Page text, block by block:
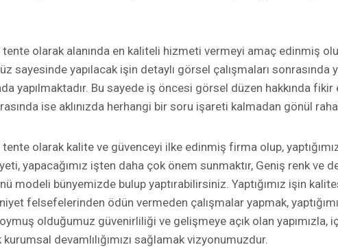
tente olarak alanında en kaliteli hizmeti vermeyi amaç edinmiş
sayesinde yapılacak işin detaylı görsel çalışmaları
yapılmaktadır. Bu sayede iş öncesi görsel düzen hakkında
ise aklınızda herhangi bir soru işareti kalmadan gönül
olarak kalite ve güvenceyi ilke edinmiş firma olup,
yapacağımız işten daha çok önem sunmaktır, Geniş renk ve
modeli bünyemizde bulup yaptırabilirsiniz. Yaptığımız işin
felsefelerinden ödün vermeden çalışmalar yapmak,
olduğumuz güvenirliliği ve gelişmeye açık olan
kurumsal devamlılığımızı sağlamak vizyonumuzdur.